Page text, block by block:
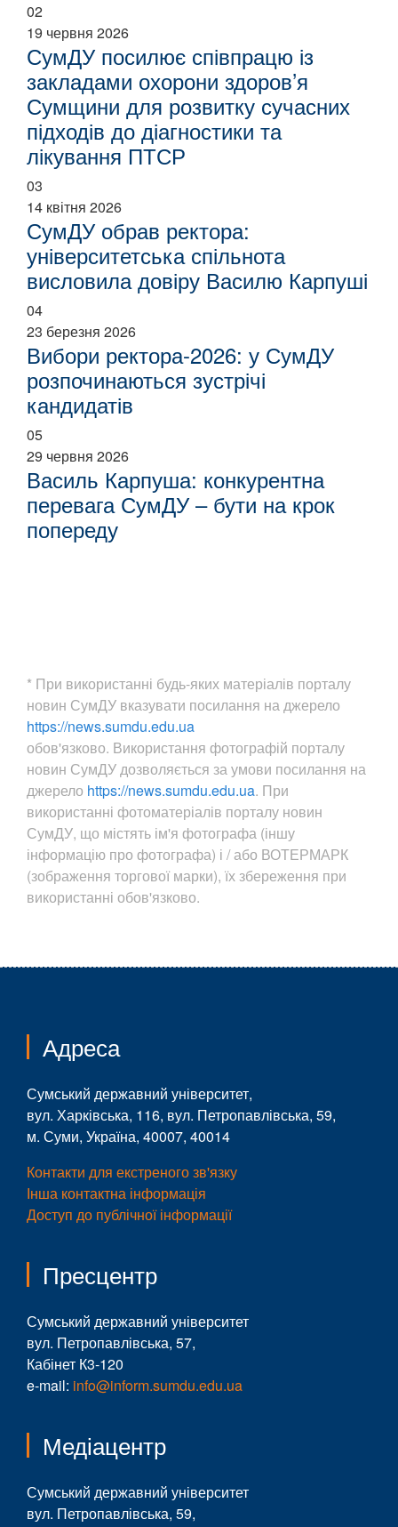
02
19 червня 2026
СумДУ посилює співпрацю із
закладами охорони здоров’я
Сумщини для розвитку сучасних
підходів до діагностики та
лікування ПТСР
03
14 квітня 2026
СумДУ обрав ректора:
університетська спільнота
висловила довіру Василю Карпуші
04
23 березня 2026
Вибори ректора-2026: у СумДУ
розпочинаються зустрічі
кандидатів
05
29 червня 2026
Василь Карпуша: конкурентна
перевага СумДУ – бути на крок
попереду
* При використанні будь-яких матеріалів порталу
новин СумДУ вказувати посилання на джерело
https://news.sumdu.edu.ua
обов'язково. Використання фотографій порталу
новин СумДУ дозволяється за умови посилання на
джерело https://news.sumdu.edu.ua. При
використанні фотоматеріалів порталу новин
СумДУ, що містять ім'я фотографа (іншу
інформацію про фотографа) і / або ВОТЕРМАРК
(зображення торгової марки), їх збереження при
використанні обов'язково.
Адреса
Сумський державний університет,
вул. Харківська, 116, вул. Петропавлівська, 59,
м. Суми, Україна, 40007, 40014
Контакти для екстреного зв'язку
Інша контактна інформація
Доступ до публічної інформації
Пресцентр
Сумський державний університет
вул. Петропавлівська, 57,
Кабінет К3-120
e-mail: info@inform.sumdu.edu.ua
Медіацентр
Сумський державний університет
вул. Петропавлівська, 59,